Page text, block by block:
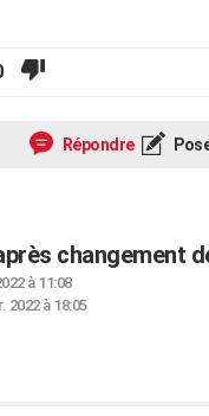
Répondre
changement
à 11:08
2022 à 18:05